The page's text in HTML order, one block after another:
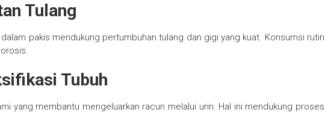
Tulang
pakis mendukung pertumbuhan tulang dan gigi yang kuat. Konsumsi rutin
Tubuh
yang membantu mengeluarkan racun melalui urin. Hal ini mendukung proses